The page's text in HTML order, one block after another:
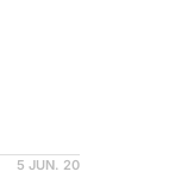
5 JUN. 20